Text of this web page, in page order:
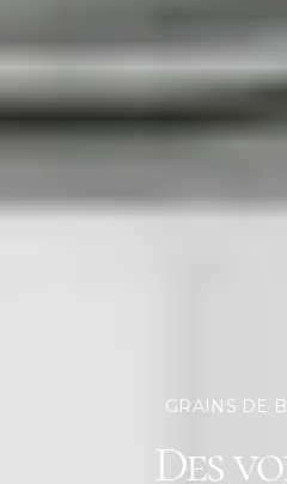
GRAINS DE
Des